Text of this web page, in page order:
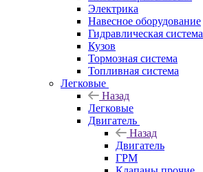
Электрика
Навесное оборудование
Гидравлическая система
Кузов
Тормозная система
Топливная система
Легковые
Назад
Легковые
Двигатель
Назад
Двигатель
ГРМ